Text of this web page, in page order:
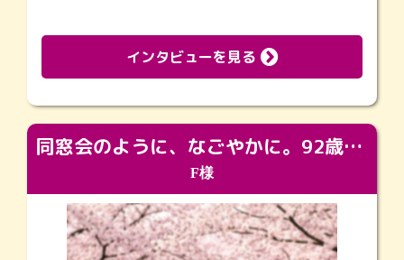
インタビューを見る
同窓会のように、なごやかに。92歳の旅立ちを彩った、再会と感謝の場
F様